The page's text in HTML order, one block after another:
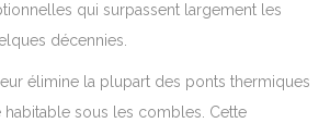
qui surpassent largement les
décennies.
élimine la plupart des ponts thermiques
habitable sous les combles. Cette